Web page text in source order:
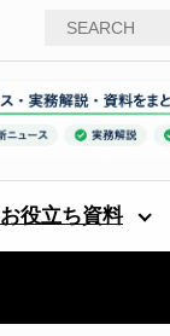
お役立ち資料